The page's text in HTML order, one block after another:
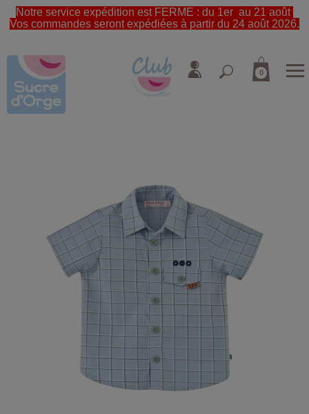
Notre service expédition est FERME : du 1er au 21 août
Vos commandes seront expédiées à partir du 24 août 2026.
0